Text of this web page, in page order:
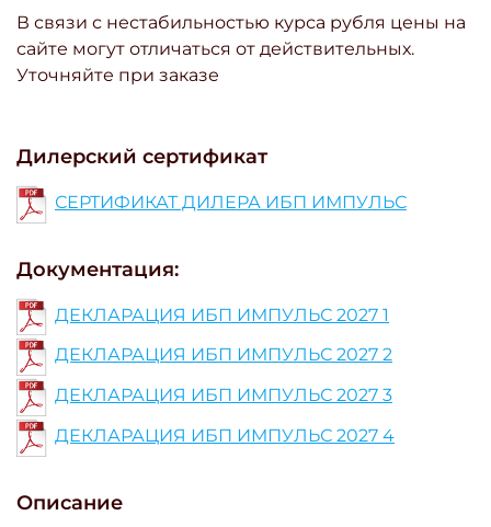
Дилерский сертификат
СЕРТИФИКАТ ДИЛЕРА ИБП ИМПУЛЬС
Документация:
ДЕКЛАРАЦИЯ ИБП ИМПУЛЬС 2027 1
ДЕКЛАРАЦИЯ ИБП ИМПУЛЬС 2027 2
ДЕКЛАРАЦИЯ ИБП ИМПУЛЬС 2027 3
ДЕКЛАРАЦИЯ ИБП ИМПУЛЬС 2027 4
Описание
В связи с нестабильностью курса рубля цены на
сайте могут отличаться от действительных.
Уточняйте при заказе